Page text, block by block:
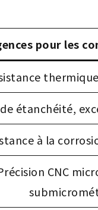
pour les
étanchéité,
à la
CNC